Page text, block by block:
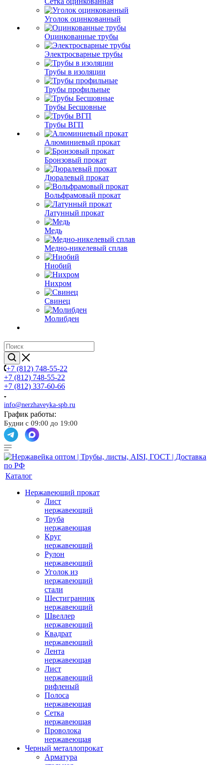
Уголок оцинкованный
Оцинкованные трубы
Электросварные трубы
Трубы в изоляции
Трубы профильные
Трубы Бесшовные
Трубы ВГП
Алюминиевый прокат
Бронзовый прокат
Дюралевый прокат
Вольфрамовый прокат
Латунный прокат
Медь
Медно-никелевый сплав
Ниобий
Нихром
Свинец
Молибден
+7 (812) 748-55-22
+7 (812) 748-55-22
+7 (812) 337-60-66
info@nerzhaveyka-spb.ru
График работы:
Будни с 09:00 до 19:00
Каталог
Нержавеющий прокат
Лист
нержавеющий
Труба
нержавеющая
Круг
нержавеющий
Рулон
нержавеющий
Уголок из
нержавеющий
стали
Шестигранник
нержавеющий
Швеллер
нержавеющий
Квадрат
нержавеющий
Лента
нержавеющая
Лист
нержавеющий
рифленый
Полоса
нержавеющая
Сетка
нержавеющая
Проволока
нержавеющая
Черный металлопрокат
Арматура